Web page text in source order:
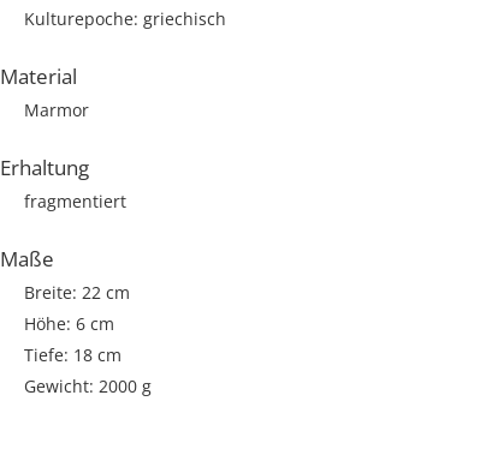
Kulturepoche: griechisch
Material
Marmor
Erhaltung
fragmentiert
Maße
Breite: 22 cm
Höhe: 6 cm
Tiefe: 18 cm
Gewicht: 2000 g